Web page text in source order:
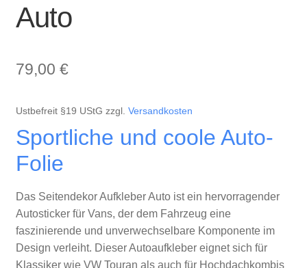
Extras
Auto
79,00 €
Ustbefreit §19 UStG zzgl. Versandkosten
Sportliche und coole Auto-
Folie
Das Seitendekor Aufkleber Auto ist ein hervorragender
Autosticker für Vans, der dem Fahrzeug eine
faszinierende und unverwechselbare Komponente im
Design verleiht. Dieser Autoaufkleber eignet sich für
Klassiker wie VW Touran als auch für Hochdachkombis